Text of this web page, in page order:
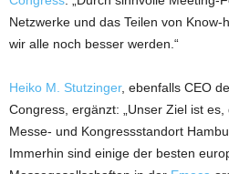
Netzwerke und das Teilen von
wir alle noch besser werden.“
Heiko M. Stutzinger, ebenfalls CEO
Congress, ergänzt: „Unser Ziel ist
Messe- und Kongressstandort
Immerhin sind einige der besten